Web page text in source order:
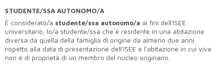
STUDENTE/SSA AUTONOMO/A
È considerato/a studente/ssa autonomo/a ai fini dell’ISEE
universitario, lo/a studente/ssa che è residente in una abitazione
diversa da quella della famiglia di origine da almeno due anni
rispetto alla data di presentazione dell’ISEE e l’abitazione in cui vive
non è di proprietà di un membro del nucleo originario.